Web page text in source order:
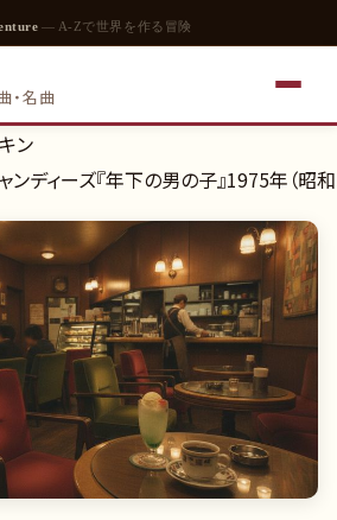
— A-Zで世界を作る冒険
・名曲
ン
ンディーズ『年下の男の子』1975年（昭